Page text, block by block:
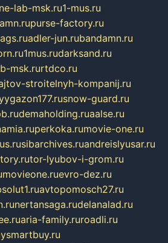
lab-msk.ru1-mus.ru
purse-factory.ru
adler-jun.rubandamn.ru
1mus.rudarksand.ru
msk.rurtdco.ru
stroitelnyh-kompanij.ru
snow-guard.ru
demaholding.ruaalse.ru
perkoka.rumovie-one.ru
sibarchives.ruandreislyusar.ru
tor-lyubov-i-grom.ru
movieone.ruevro-dez.ru
avtopomosch27.ru
nertansaga.rudelanalad.ru
aria-family.ruroadli.ru